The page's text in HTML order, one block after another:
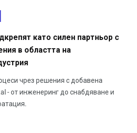
като силен партньор с
в областта на
чрез решения с добавена
- от инженеринг до снабдяване и